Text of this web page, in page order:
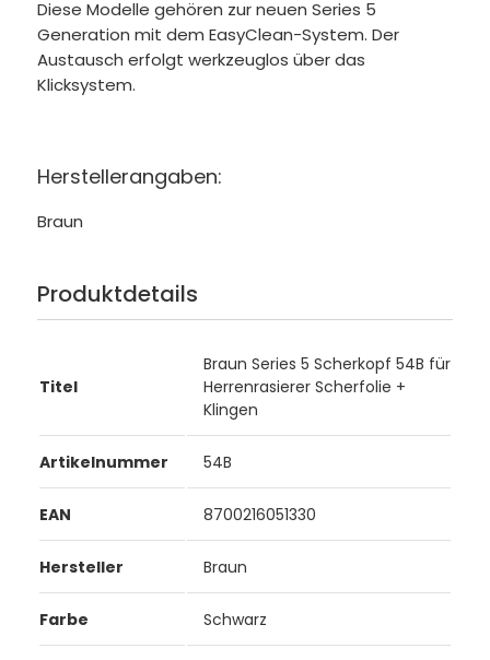
Diese Modelle gehören zur neuen Series 5
Generation mit dem EasyClean-System. Der
Austausch erfolgt werkzeuglos über das
Klicksystem.
Herstellerangaben:
Braun
Produktdetails
Titel
Braun Series 5 Scherkopf 54B für
Herrenrasierer Scherfolie +
Klingen
Artikelnummer 54B
EAN 8700216051330
Hersteller Braun
Farbe Schwarz